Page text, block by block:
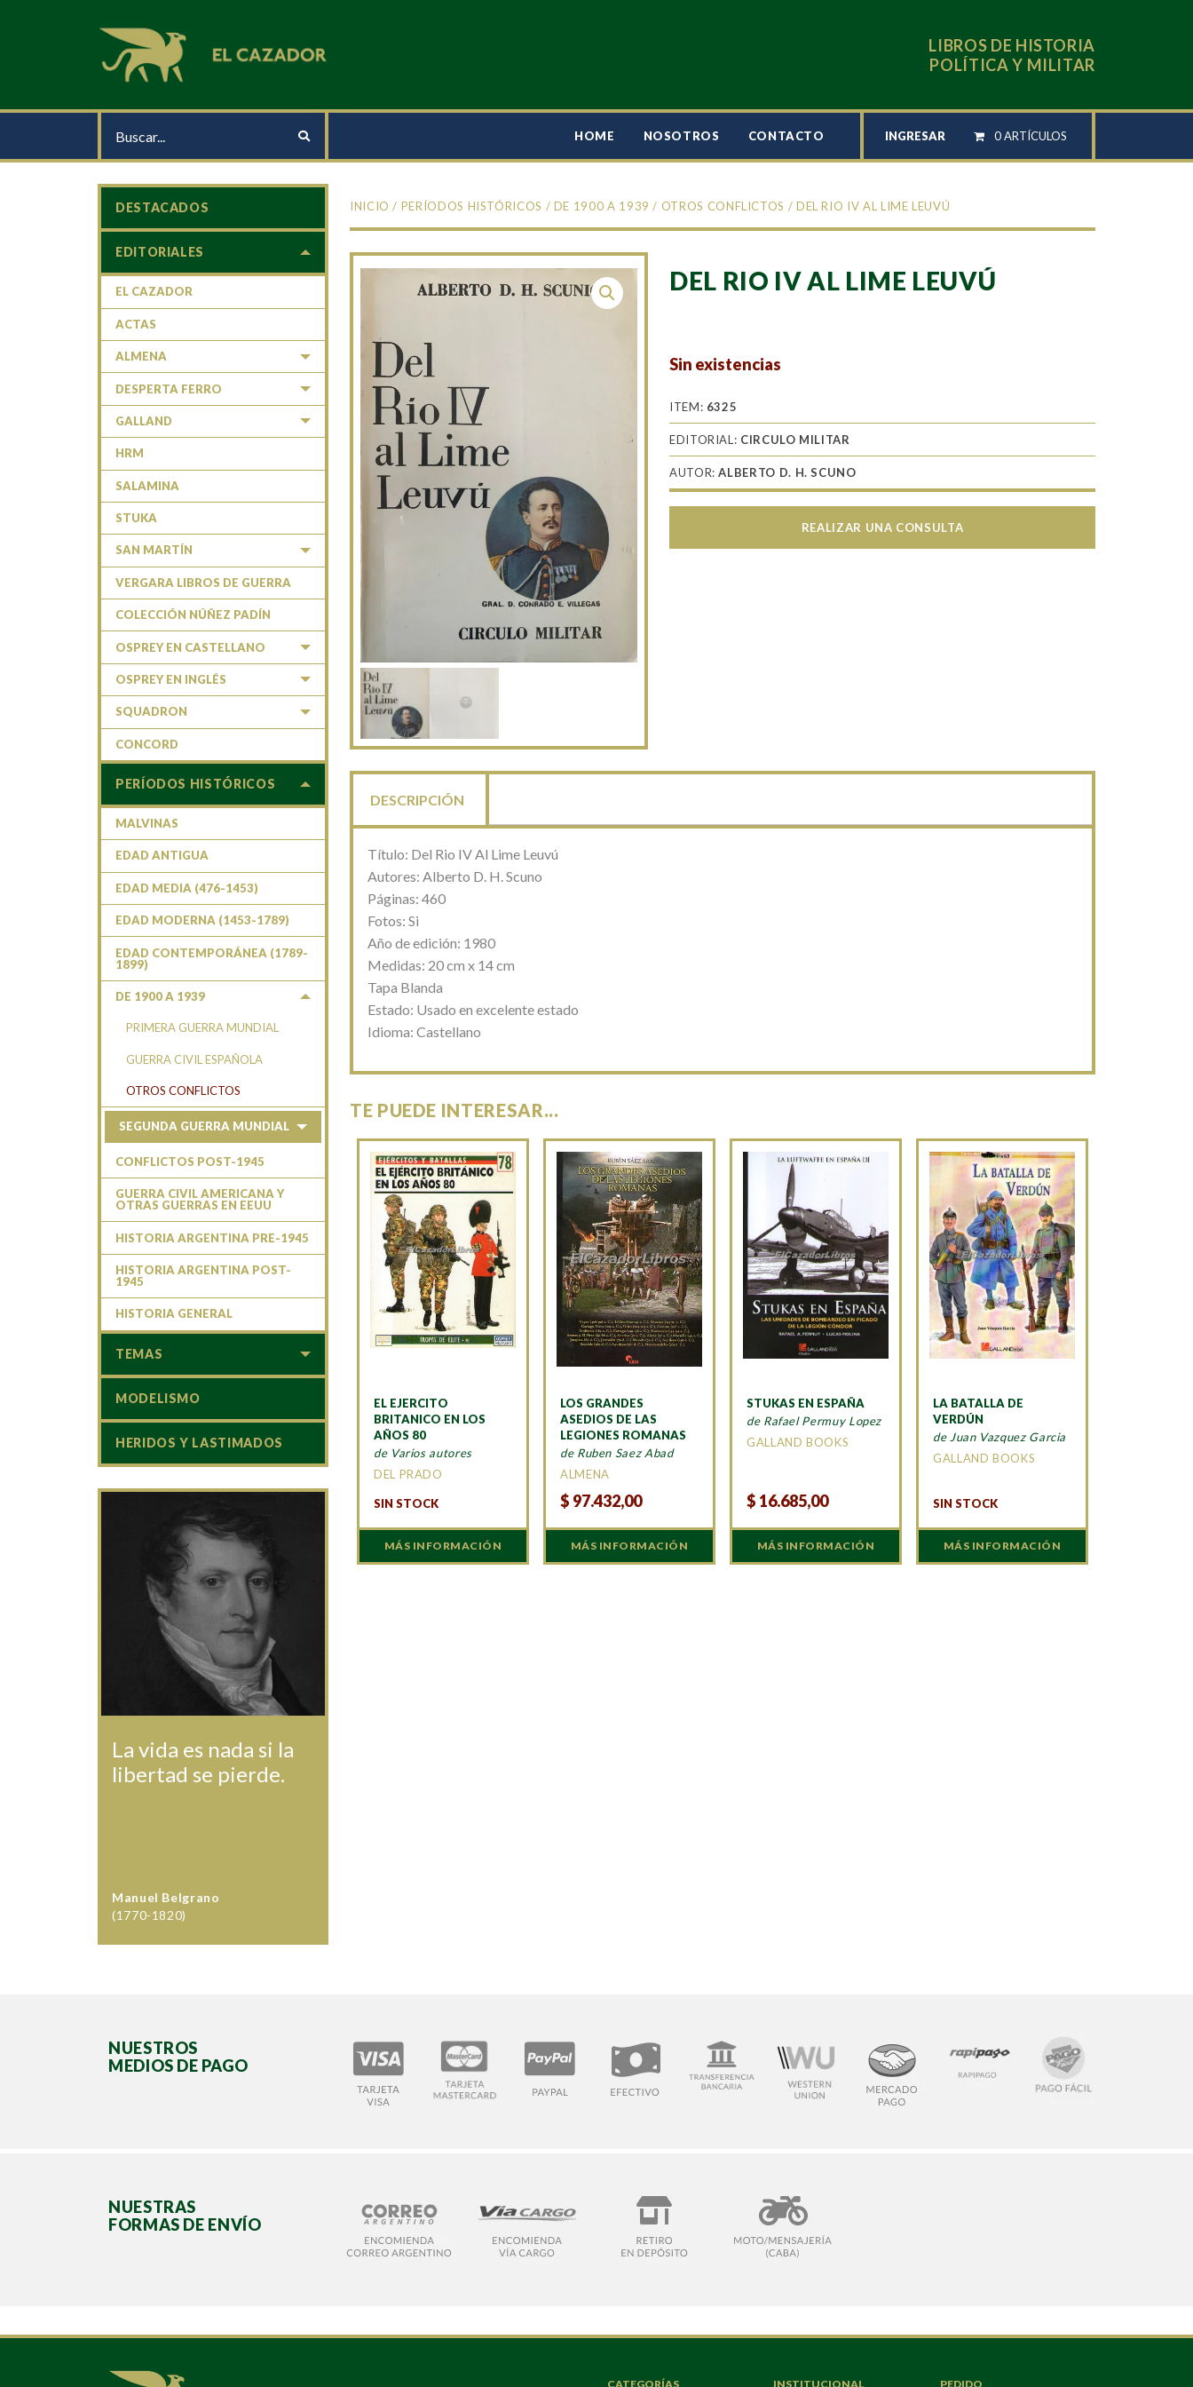
LIBROS DE HISTORIA
POLÍTICA Y MILITAR
HOME NOSOTROS CONTACTO INGRESAR 0 ARTÍCULOS
INICIO / PERÍODOS HISTÓRICOS / DE 1900 A 1939 / OTROS CONFLICTOS / DEL RIO IV AL LIME LEUVÚ
DEL RIO IV AL LIME LEUVÚ
Sin existencias
ITEM: 6325
EDITORIAL: CIRCULO MILITAR
AUTOR:ALBERTO D. H. SCUNO
REALIZAR UNA CONSULTA
DESCRIPCIÓN
Título: Del Rio IV Al Lime Leuvú
Autores: Alberto D. H. Scuno
Páginas: 460
Fotos: Si
Año de edición: 1980
Medidas: 20 cm x 14 cm
Tapa Blanda
Estado: Usado en excelente estado
Idioma: Castellano
TE PUEDE INTERESAR...
EL EJERCITO
BRITANICO EN LOS
AÑOS 80
de Varios autores
DEL PRADO
SIN STOCK
MÁS INFORMACIÓN
LOS GRANDES
ASEDIOS DE LAS
LEGIONES ROMANAS
de Ruben Saez Abad
ALMENA
$ 97.432,00
MÁS INFORMACIÓN
STUKAS EN ESPAÑA
de Rafael Permuy Lopez
GALLAND BOOKS
$ 16.685,00
MÁS INFORMACIÓN
LA BATALLA DE
VERDÚN
de Juan Vazquez Garcia
GALLAND BOOKS
SIN STOCK
MÁS INFORMACIÓN
DESTACADOS
EDITORIALES
EL CAZADOR
ACTAS
ALMENA
DESPERTA FERRO
GALLAND
HRM
SALAMINA
STUKA
SAN MARTÍN
VERGARA LIBROS DE GUERRA
COLECCIÓN NÚÑEZ PADÍN
OSPREY EN CASTELLANO
OSPREY EN INGLÉS
SQUADRON
CONCORD
PERÍODOS HISTÓRICOS
MALVINAS
EDAD ANTIGUA
EDAD MEDIA (476-1453)
EDAD MODERNA (1453-1789)
EDAD CONTEMPORÁNEA (1789-
1899)
DE 1900 A 1939
PRIMERA GUERRA MUNDIAL
GUERRA CIVIL ESPAÑOLA
OTROS CONFLICTOS
SEGUNDA GUERRA MUNDIAL
CONFLICTOS POST-1945
GUERRA CIVIL AMERICANA Y
OTRAS GUERRAS EN EEUU
HISTORIA ARGENTINA PRE-1945
HISTORIA ARGENTINA POST-
1945
HISTORIA GENERAL
TEMAS
MODELISMO
HERIDOS Y LASTIMADOS
La vida es nada si la
libertad se pierde.
Manuel Belgrano
(1770-1820)
NUESTROS
MEDIOS DE PAGO
NUESTRAS
FORMAS DE ENVÍO
CATEGORÍAS INSTITUCIONAL PEDIDO